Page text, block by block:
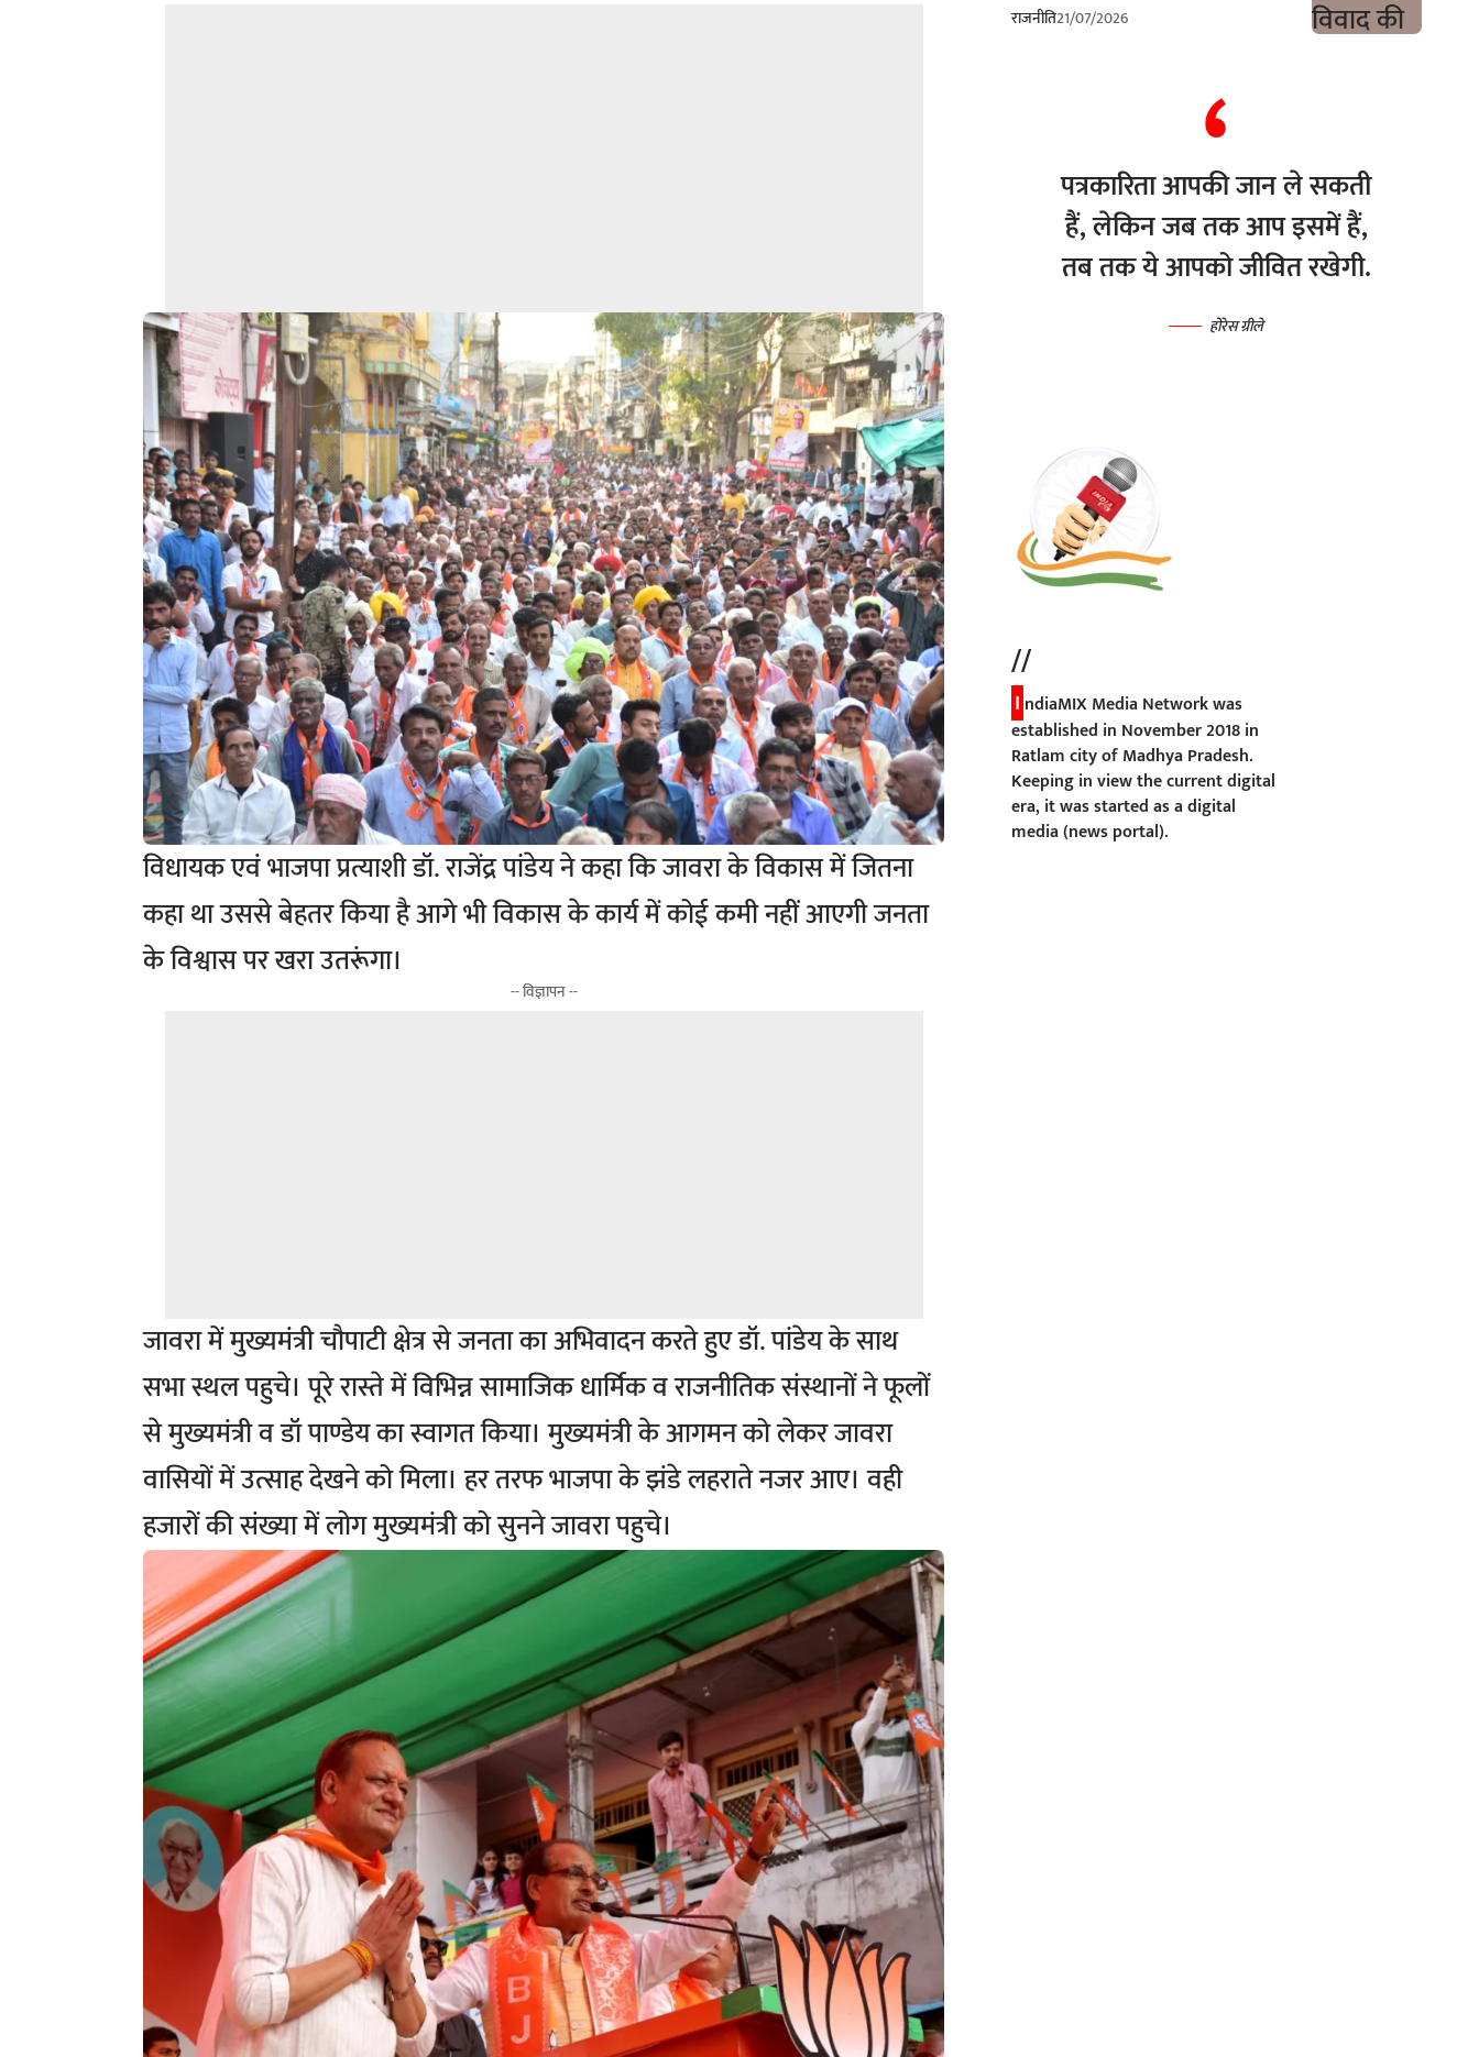
विधायक एवं भाजपा प्रत्याशी डॉ. राजेंद्र पांडेय ने कहा कि जावरा के विकास में जितना
कहा था उससे बेहतर किया है आगे भी विकास के कार्य में कोई कमी नहीं आएगी जनता
के विश्वास पर खरा उतरूंगा।
-- विज्ञापन --
जावरा में मुख्यमंत्री चौपाटी क्षेत्र से जनता का अभिवादन करते हुए डॉ. पांडेय के साथ
सभा स्थल पहुचे। पूरे रास्ते में विभिन्न सामाजिक धार्मिक व राजनीतिक संस्थानों ने फूलों
से मुख्यमंत्री व डॉ पाण्डेय का स्वागत किया। मुख्यमंत्री के आगमन को लेकर जावरा
वासियों में उत्साह देखने को मिला। हर तरफ भाजपा के झंडे लहराते नजर आए। वही
हजारों की संख्या में लोग मुख्यमंत्री को सुनने जावरा पहुचे।
राजनीति21/07/2026
पत्रकारिता आपकी जान ले सकती
हैं, लेकिन जब तक आप इसमें हैं,
तब तक ये आपको जीवित रखेगी.
होरेस ग्रीले
//
I ndiaMIX Media Network was
established in November 2018 in
Ratlam city of Madhya Pradesh.
Keeping in view the current digital
era, it was started as a digital
media (news portal).